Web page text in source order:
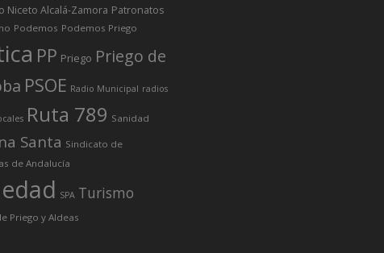
Niceto Alcalá-Zamora Patronatos
Podemos Podemos Priego
PP Priego Priego de
PSOE Radio Municipal radios
Ruta 789 Sanidad
Santa Sindicato de
de Andalucía
SPA Turismo
Priego y Aldeas